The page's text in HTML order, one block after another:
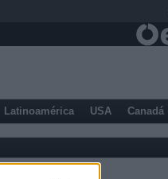
Latinoamérica USA Canadá